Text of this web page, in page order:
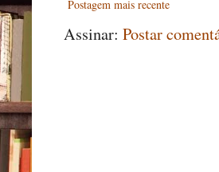
Postagem mais recente
Assinar: Postar